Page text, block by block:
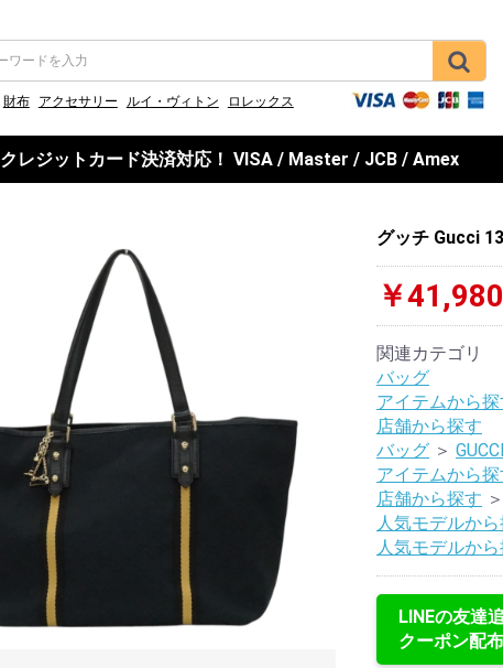
財布 アクセサリー ルイ・ヴィトン ロレックス
クレジットカード決済対応！ VISA / Master / JCB / Amex
グッチ Gucci
￥41,980
関連カテゴリ
バッグ
アイテムから探
店舗から探す
バッグ ＞ GUCCI
アイテムから探
店舗から探す ＞
人気モデルか
人気モデルか
LINEの友達
クーポン配